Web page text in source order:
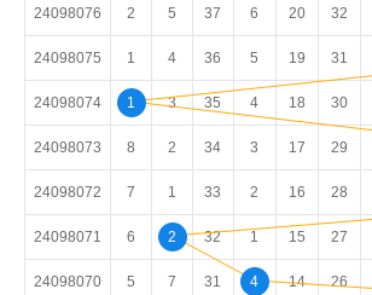
24098076 2 5 37 6 20 32
24098075 1 4 36 5 19 31
24098074 1 3 35 4 18 30
24098073 8 2 34 3 17 29
24098072 7 1 33 2 16 28
24098071 6 2 32 1 15 27
24098070 5 7 31 4 14 26